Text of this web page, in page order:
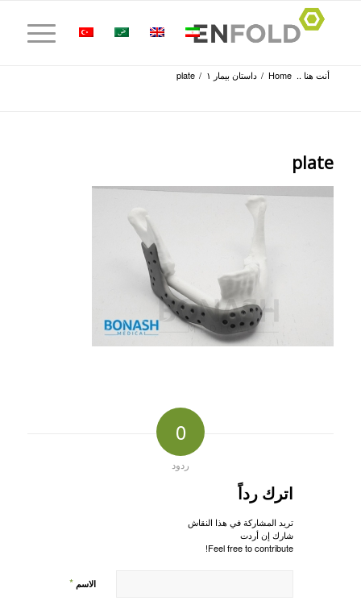
أنت هنا .. Home
/ داستان بیمار ۱ /
plate
plate
0
ردود
اترك رداً
تريد المشاركة في هذا النقاش
شارك إن أردت
Feel free to contribute!
الاسم *